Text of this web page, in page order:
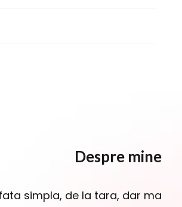
Despre mine
simpla, de la tara, dar ma